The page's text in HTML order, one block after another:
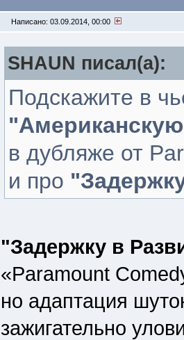
Написано: 03.09.2014, 00:00
SHAUN писал(a):
Подскажите в
в дубляже от
и про
"Задержку в
«Paramount
но адаптация
зажигательно